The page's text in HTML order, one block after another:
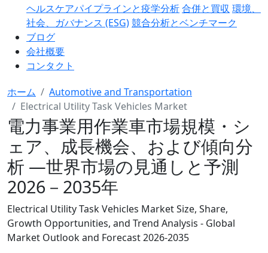
ヘルスケアパイプラインと疫学分析合併と買収 環境、
社会、ガバナンス (ESG)競合分析とベンチマーク
ブログ
会社概要
コンタクト
ホーム
Automotive and Transportation
Electrical Utility Task Vehicles Market
電力事業用作業車市場規模・シ
ェア、成長機会、および傾向分
析 ―世界市場の見通しと予測
2026－2035年
Electrical Utility Task Vehicles Market Size, Share,
Growth Opportunities, and Trend Analysis - Global
Market Outlook and Forecast 2026-2035